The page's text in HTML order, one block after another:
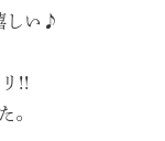
しい♪
!!
。